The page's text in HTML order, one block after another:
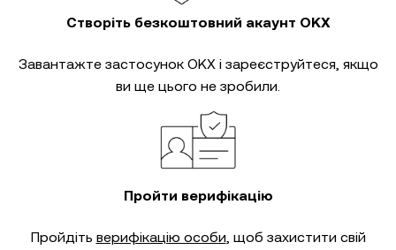
Створіть безкоштовний акаунт OKX
Завантажте застосунок OKX і зареєструйтеся, якщо
ви ще цього не зробили.
Пройти верифікацію
Пройдіть верифікацію особи, щоб захистити свій